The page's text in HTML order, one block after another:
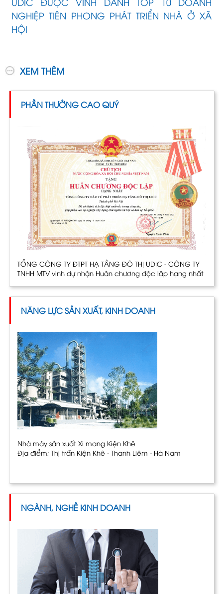
NGHIỆP TIÊN PHONG PHÁT TRIỂN NHÀ Ở XÃ
HỘI
XEM THÊM
PHẦN THƯỞNG CAO QUÝ
TỔNG CÔNG TY ĐTPT HẠ TẦNG ĐÔ THỊ UDIC - CÔNG TY
TNHH MTV vinh dự nhận Huân chương độc lập hạng nhất
NĂNG LỰC SẢN XUẤT, KINH DOANH
Nhà máy sản xuất Xi mang Kiện Khê
Địa điểm; Thị trấn Kiện Khê - Thanh Liêm - Hà Nam
NGÀNH, NGHỀ KINH DOANH